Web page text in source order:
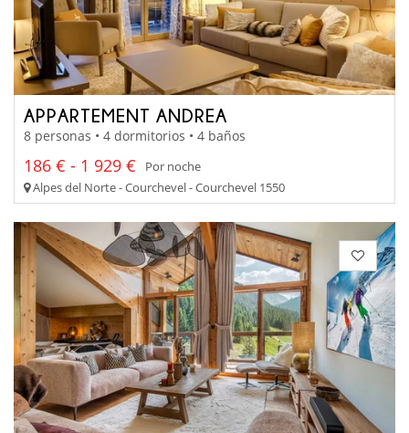
APPARTEMENT ANDREA
8 personas • 4 dormitorios • 4 baños
186 € - 1 929 €
Por noche
Alpes del Norte - Courchevel - Courchevel 1550